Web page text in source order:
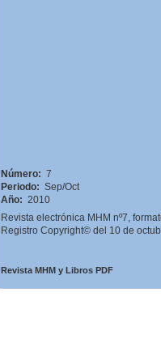
Número: 7
Periodo: Sep/Oct
Año: 2010
Revista electrónica MHM nº7,
Registro Copyright© del 10 de
Revista MHM y Libros PDF